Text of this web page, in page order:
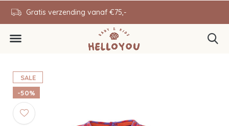
Gratis verzending vanaf €75,-
SALE
-50%